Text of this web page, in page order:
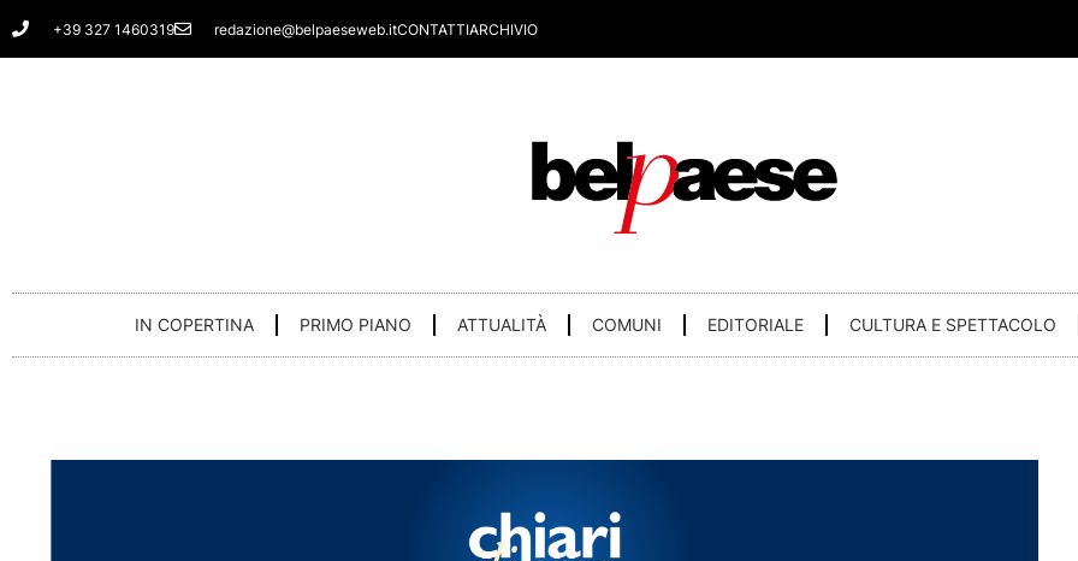
Vai
al
+39 327 1460319 redazione@belpaeseweb.itCONTATTIARCHIVIO
IN COPERTINA PRIMO PIANO ATTUALITÀ COMUNI EDITORIALE CULTURA E SPETTACOLO